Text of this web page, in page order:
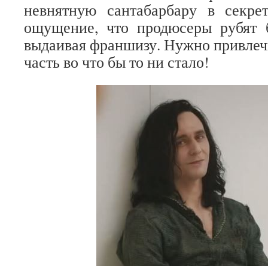
невнятную сантабарбару в
ощущение, что продюсеры рубят
выдаивая франшизу. Нужно
часть во что бы то ни стало!